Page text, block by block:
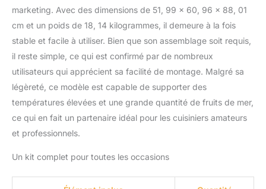
marketing. Avec des dimensions de 51, 99 x 60, 96 x 88, 01
cm et un poids de 18, 14 kilogrammes, il demeure à la fois
stable et facile à utiliser. Bien que son assemblage soit requis,
il reste simple, ce qui est confirmé par de nombreux
utilisateurs qui apprécient sa facilité de montage. Malgré sa
légèreté, ce modèle est capable de supporter des
températures élevées et une grande quantité de fruits de mer,
ce qui en fait un partenaire idéal pour les cuisiniers amateurs
et professionnels.
Un kit complet pour toutes les occasions